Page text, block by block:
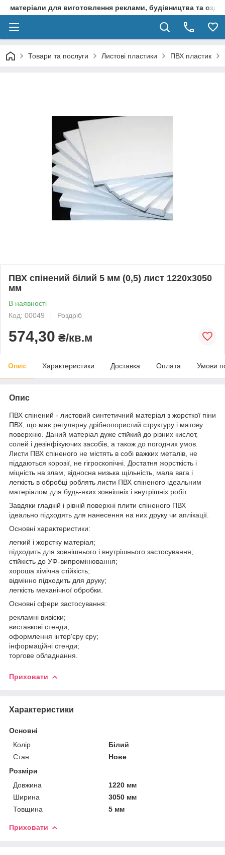
матеріали для виготовлення реклами, будівництва та
Товари та послуги Листові пластики ПВХ пластик
ПВХ спінений білий 5 мм (0,5) лист 1220х3050
мм
В наявності
Код: 00049
Роздріб
574,30 ₴/кв.м
Опис Характеристики Доставка Оплата Умови
Опис
ПВХ спінений - листовий синтетичний матеріал з жорсткої піни
ПВХ, що має регулярну дрібнопористий структуру і матову
поверхню. Даний матеріал дуже стійкий до різних кислот,
солей і дезінфікуючих засобів, а також до погодних умов.
Листи ПВХ спіненого не містять в собі важких металів, не
піддаються корозії, не гігроскопічні. Достатня жорсткість і
міцність на злам, відносна низька щільність, мала вага і
легкість в обробці роблять листи ПВХ спіненого ідеальним
матеріалом для будь-яких зовнішніх і внутрішніх робіт.
Завдяки гладкій і рівній поверхні плити спіненого ПВХ
ідеально підходять для нанесення на них друку чи аплікації.
Основні характеристики:
легкий і жорстку матеріал;
підходить для зовнішнього і внутрішнього застосування;
стійкість до УФ-випромінювання;
хороша хімічна стійкість;
відмінно підходить для друку;
легкість механічної обробки.
Основні сфери застосування:
рекламні вивіски;
виставкові стенди;
оформлення інтер'єру єру;
інформаційні стенди;
торгове обладнання.
Приховати
Характеристики
Основні
Колір
Білий
Стан
Нове
Розміри
Довжина
1220 мм
Ширина
3050 мм
Товщина
5 мм
Приховати